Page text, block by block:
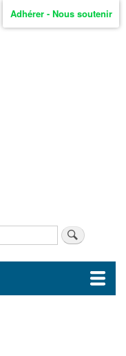
Adhérer - Nous soutenir